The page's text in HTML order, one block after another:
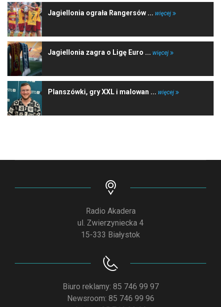
Jagiellonia ograła Rangersów ... więcej
Jagiellonia zagra o Ligę Euro ... więcej
Planszówki, gry XXL i malowan ... więcej
Radio Akadera
ul. Zwierzyniecka 4
15-333 Białystok
Biuro reklamy: 85 746 99 97
Newsroom: 85 746 99 96